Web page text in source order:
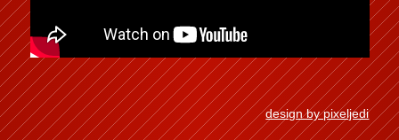
design by pixeljedi